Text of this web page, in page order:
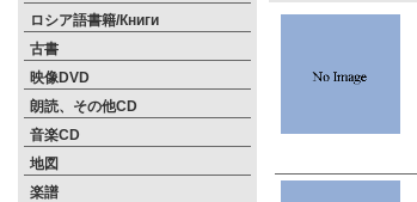
ロシア語書籍/Книги
古書
映像DVD
朗読、その他CD
音楽CD
地図
楽譜